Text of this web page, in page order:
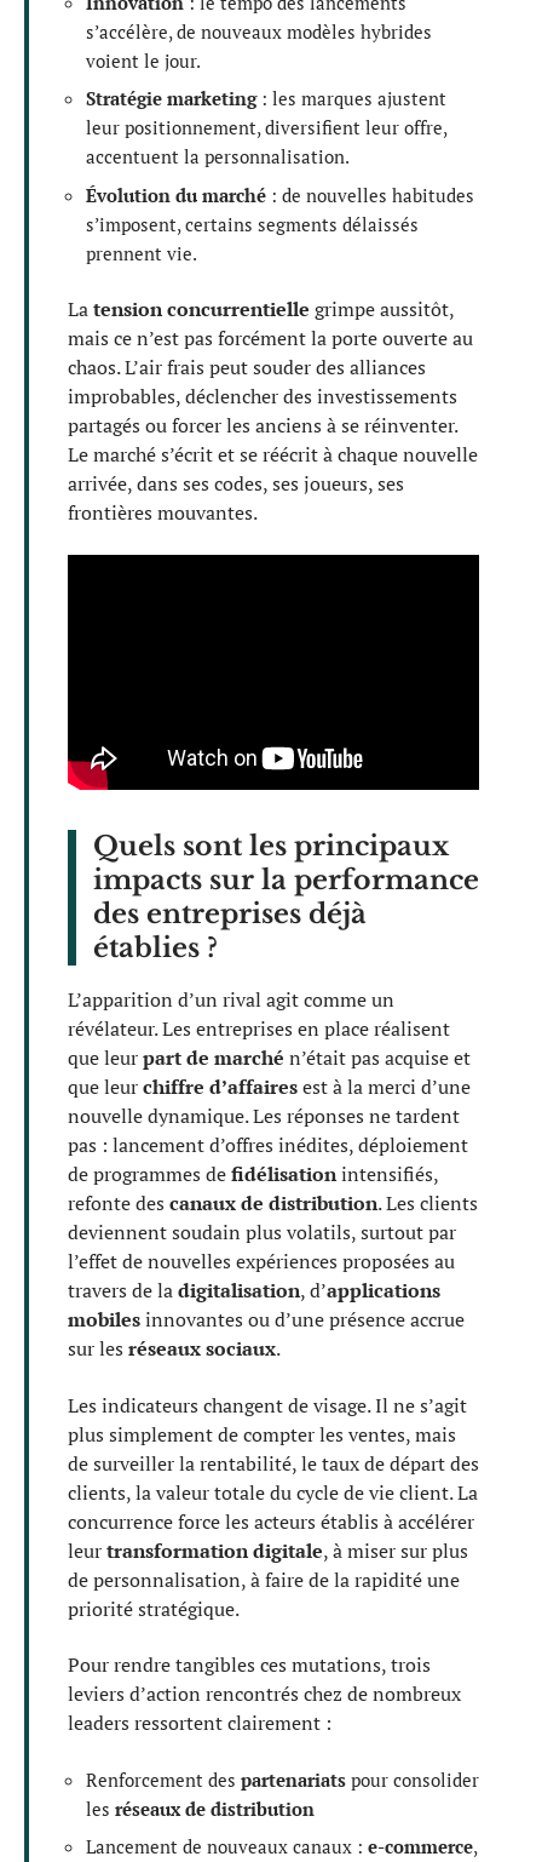
s’accélère, de nouveaux modèles hybrides
voient le jour.
Stratégie marketing: les marques ajustent
leur positionnement, diversifient leur offre,
accentuent la personnalisation.
Évolution du marché : de nouvelles habitudes
s’imposent, certains segments délaissés
prennent vie.
Latension concurrentielle grimpe aussitôt,
mais ce n’est pas forcément la porte ouverte au
chaos. L’air frais peut souder des alliances
improbables, déclencher des investissements
partagés ou forcer les anciens à se réinventer.
Le marché s’écrit et se réécrit à chaque nouvelle
arrivée, dans ses codes, ses joueurs, ses
frontières mouvantes.
Quels sont les principaux
impacts sur la performance
des entreprises déjà
établies ?
L’apparition d’un rival agit comme un
révélateur. Les entreprises en place réalisent
que leurpart de marché n’était pas acquise et
que leurchiffre d’affairesest à la merci d’une
nouvelle dynamique. Les réponses ne tardent
pas : lancement d’offres inédites, déploiement
de programmes defidélisationintensifiés,
refonte des canaux de distribution. Les clients
deviennent soudain plus volatils, surtout par
l’effet de nouvelles expériences proposées au
travers de ladigitalisation, d’applications
mobilesinnovantes ou d’une présence accrue
sur les réseaux sociaux.
Les indicateurs changent de visage. Il ne s’agit
plus simplement de compter les ventes, mais
de surveiller la rentabilité, le taux de départ des
clients, la valeur totale du cycle de vie client. La
concurrence force les acteurs établis à accélérer
leurtransformation digitale, à miser sur plus
de personnalisation, à faire de la rapidité une
priorité stratégique.
Pour rendre tangibles ces mutations, trois
leviers d’action rencontrés chez de nombreux
leaders ressortent clairement :
Renforcement des partenariats pour consolider
les réseaux de distribution
Lancement de nouveaux canaux : e-commerce,